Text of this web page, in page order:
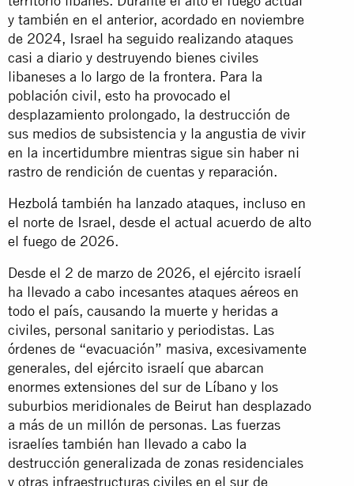
y también en el anterior, acordado en noviembre
de 2024, Israel ha seguido realizando ataques
casi a diario y destruyendo bienes civiles
libaneses a lo largo de la frontera. Para la
población civil, esto ha provocado el
desplazamiento prolongado, la destrucción de
sus medios de subsistencia y la angustia de vivir
en la incertidumbre mientras sigue sin haber ni
rastro de rendición de cuentas y reparación.
Hezbolá también ha lanzado ataques, incluso en
el norte de Israel, desde el actual acuerdo de alto
el fuego de 2026.
Desde el 2 de marzo de 2026, el ejército israelí
ha llevado a cabo incesantes ataques aéreos en
todo el país, causando la muerte y heridas a
civiles, personal sanitario y periodistas. Las
órdenes de “evacuación” masiva, excesivamente
generales, del ejército israelí que abarcan
enormes extensiones del sur de Líbano y los
suburbios meridionales de Beirut han desplazado
a más de un millón de personas. Las fuerzas
israelíes también han llevado a cabo la
destrucción generalizada de zonas residenciales
y otras infraestructuras civiles en el sur de